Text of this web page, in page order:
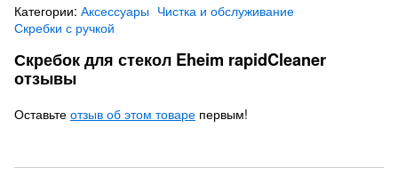
Категории: Аксессуары Чистка и обслуживание
Скребки с ручкой
Скребок для стекол Eheim rapidCleaner
отзывы
Оставьте отзыв об этом товаре первым!